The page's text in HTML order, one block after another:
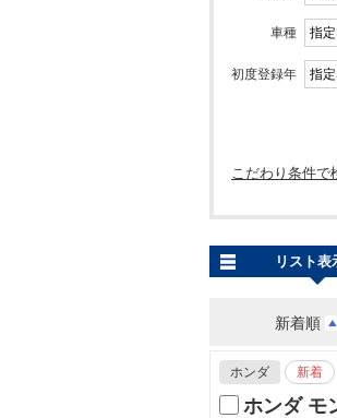
車種
初度登録年
こだわり条件で
新着順
リスト表
ホンダ 新着
ホンダ モ